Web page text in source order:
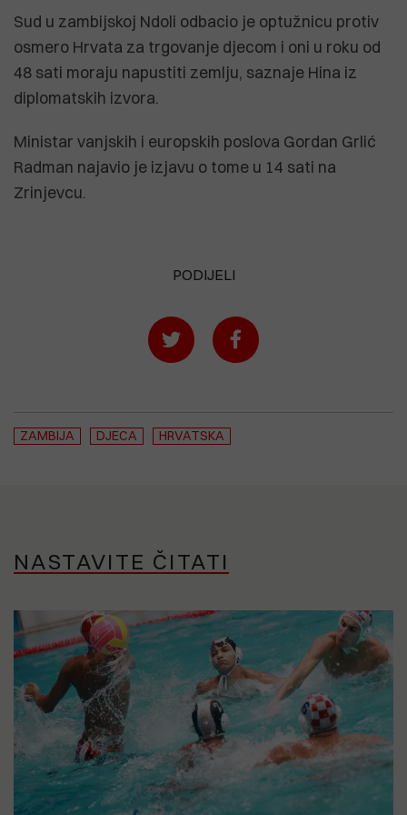
Sud u zambijskoj Ndoli odbacio je optužnicu protiv
osmero Hrvata za trgovanje djecom i oni u roku od
48 sati moraju napustiti zemlju, saznaje Hina iz
diplomatskih izvora.
Ministar vanjskih i europskih poslova Gordan Grlić
Radman najavio je izjavu o tome u 14 sati na
Zrinjevcu.
PODIJELI
ZAMBIJA DJECA HRVATSKA
NASTAVITE ČITATI